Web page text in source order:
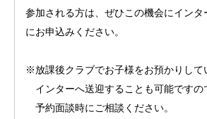
参加される方は、ぜひこの機会にインタ
にお申込みください。
※放課後クラブでお子様をお預かりして
インターへ送迎することも可能ですの
予約面談時にご相談ください。